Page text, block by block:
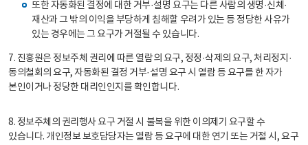
또한 자동화된 결정에 대한 거부·설명 요구는 다른 사람의 생명·신체·
재산과 그 밖의 이익을 부당하게 침해할 우려가 있는 등 정당한 사유가
있는 경우에는 그 요구가 거절될 수 있습니다.
7. 진흥원은 정보주체 권리에 따른 열람의 요구, 정정·삭제의 요구, 처리정지·
동의철회의 요구, 자동화된 결정 거부·설명 요구 시 열람 등 요구를 한 자가
본인이거나 정당한 대리인인지를 확인합니다.
8. 정보주체의 권리행사 요구 거절 시 불복을 위한 이의제기 요구할 수
있습니다. 개인정보 보호담당자는 열람 등 요구에 대한 연기 또는 거절 시, 요구